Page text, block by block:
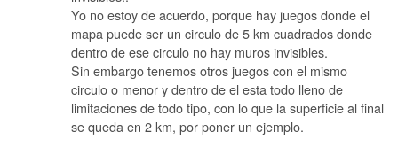
Yo no estoy de acuerdo, porque hay juegos donde el
mapa puede ser un circulo de 5 km cuadrados donde
dentro de ese circulo no hay muros invisibles.
Sin embargo tenemos otros juegos con el mismo
circulo o menor y dentro de el esta todo lleno de
limitaciones de todo tipo, con lo que la superficie al final
se queda en 2 km, por poner un ejemplo.